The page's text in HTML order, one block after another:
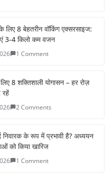
लिए 8 बेहतरीन वॉकिंग एक्सरसाइज:
3-4 किलो कम वजन
1 Comment
8 शक्तिशाली योगासन – हर रोज़
2 Comments
निवारक के रूप में प्रभावी है? अध्ययन
को किया खारिज
1 Comment